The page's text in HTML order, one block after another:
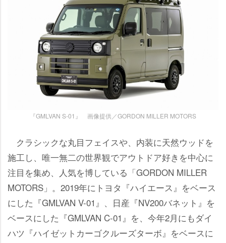
『GMLVAN S-01』 画像提供／GORDON MILLER MOTORS
クラシックな丸目フェイスや、内装に天然ウッドを
施工し、唯一無二の世界観でアウトドア好きを中心に
注目を集め、人気を博している「GORDON MILLER
MOTORS」。2019年にトヨタ『ハイエース』をベース
にした『GMLVAN V-01』、日産『NV200バネット』を
ベースにした『GMLVAN C-01』を、今年2月にもダイ
ハツ『ハイゼットカーゴクルーズターボ』をベースに